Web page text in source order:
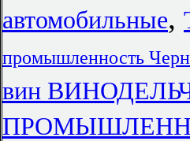
автомобильные,
промышленность
вин